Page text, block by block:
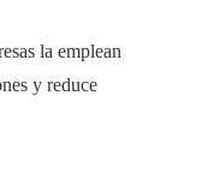
la emplean
y reduce